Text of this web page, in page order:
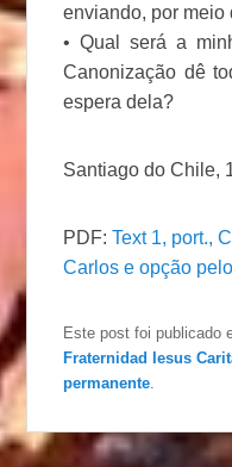
enviando, por
• Qual será a
Canonização dê
espera dela?
Santiago do Chile,
PDF:Text 1, port.,
Carlos e opção
Este post foi publicado
Fraternidad Iesus
permanente